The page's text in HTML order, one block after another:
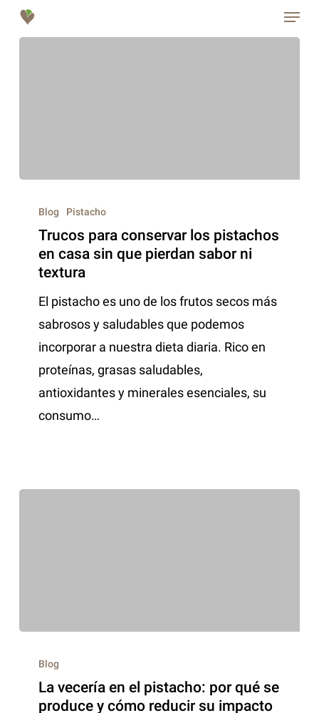
Skip
Menu
Blog Pistacho
Trucos para conservar los pistachos
en casa sin que pierdan sabor ni
textura
El pistacho es uno de los frutos secos más
sabrosos y saludables que podemos
incorporar a nuestra dieta diaria. Rico en
proteínas, grasas saludables,
antioxidantes y minerales esenciales, su
consumo…
Blog
La vecería en el pistacho: por qué se
produce y cómo reducir su impacto